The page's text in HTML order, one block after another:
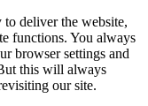
to deliver the website,
functions. You always
browser settings and
this will always
our site.